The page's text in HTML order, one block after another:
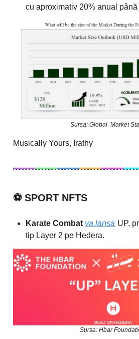
cu aproximativ 20% anual până
Sursa: Global Market
Musically Yours, Irathy
⚽️SPORT NFTS
Karate Combat va lansa UP,
tip Layer 2 pe Hedera.
Sursa: Hbar